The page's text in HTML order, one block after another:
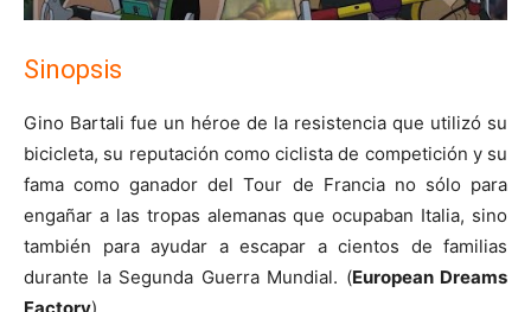
Sinopsis
Gino Bartali fue un héroe de la resistencia que utilizó su
bicicleta, su reputación como ciclista de competición y su
fama como ganador del Tour de Francia no sólo para
engañar a las tropas alemanas que ocupaban Italia, sino
también para ayudar a escapar a cientos de familias
durante la Segunda Guerra Mundial. (European Dreams